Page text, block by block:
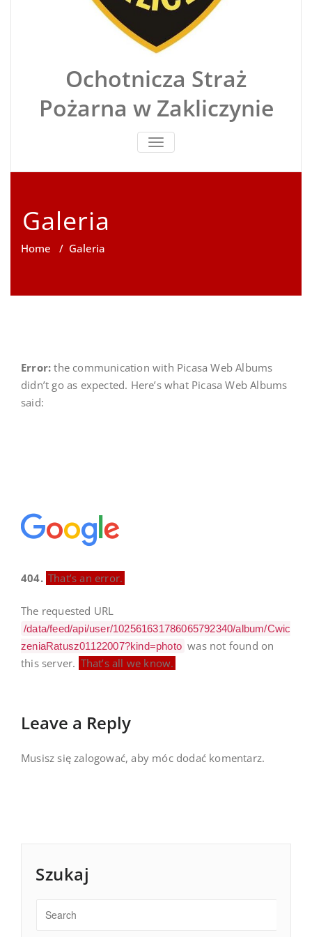
Ochotnicza Straż
Pożarna w Zakliczynie
TOGGLE
NAVIGATION
Galeria
Home / Galeria
Error: the communication with Picasa Web Albums
didn’t go as expected. Here’s what Picasa Web Albums
said:
404. That’s an error.
The requested URL
/data/feed/api/user/102561631786065792340/album/Cwic
zeniaRatusz01122007?kind=photo was not found on
this server. That’s all we know.
Leave a Reply
Musisz się zalogować, aby móc dodać komentarz.
Szukaj